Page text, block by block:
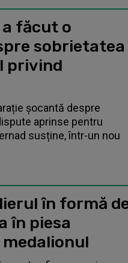
făcut o
sobrietatea
privind
șocantă despre
aprinse pentru
susține, într-un nou
în formă
în piesa
medalionul